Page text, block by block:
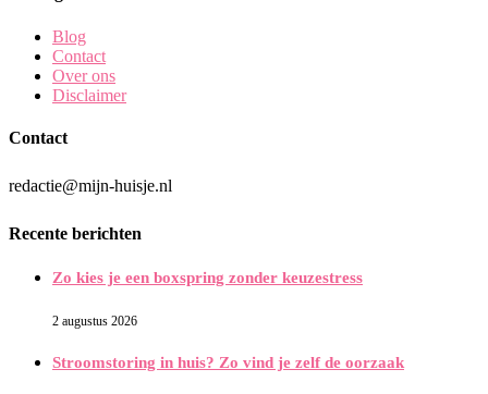
Blog
Contact
Over ons
Disclaimer
Contact
redactie@mijn-huisje.nl
Recente berichten
Zo kies je een boxspring zonder keuzestress
2 augustus 2026
Stroomstoring in huis? Zo vind je zelf de oorzaak